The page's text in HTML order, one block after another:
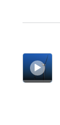
Lecteur audio